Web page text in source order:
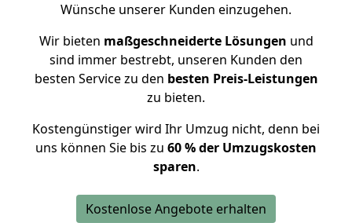
Wünsche unserer Kunden einzugehen.
Wir bieten maßgeschneiderte Lösungen und
sind immer bestrebt, unseren Kunden den
besten Service zu den besten Preis-Leistungen
zu bieten.
Kostengünstiger wird Ihr Umzug nicht, denn bei
uns können Sie bis zu 60 % der Umzugskosten
sparen.
Kostenlose Angebote erhalten